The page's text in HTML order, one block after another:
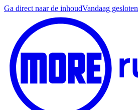
Ga direct naar de inhoudVandaag gesloten